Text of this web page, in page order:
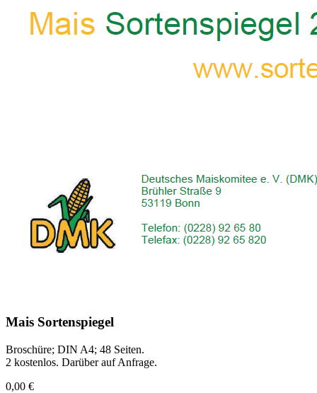
Mais Sortenspiegel
Broschüre; DIN A4; 48 Seiten.
2 kostenlos. Darüber auf Anfrage.
0,00 €